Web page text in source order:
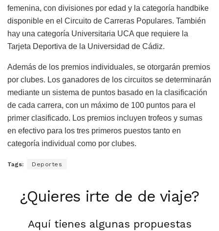
femenina, con divisiones por edad y la categoría handbike
disponible en el Circuito de Carreras Populares. También
hay una categoría Universitaria UCA que requiere la
Tarjeta Deportiva de la Universidad de Cádiz.
Además de los premios individuales, se otorgarán premios
por clubes. Los ganadores de los circuitos se determinarán
mediante un sistema de puntos basado en la clasificación
de cada carrera, con un máximo de 100 puntos para el
primer clasificado. Los premios incluyen trofeos y sumas
en efectivo para los tres primeros puestos tanto en
categoría individual como por clubes.
Tags: Deportes
¿Quieres irte de de viaje?
Aquí tienes algunas propuestas